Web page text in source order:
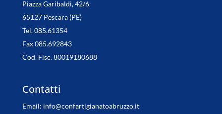
Piazza Garibaldi, 42/6
65127 Pescara (PE)
Tel. 085.61354
Fax 085.692843
Cod. Fisc. 80019180688
Contatti
Email: info@confartigianatoabruzzo.it